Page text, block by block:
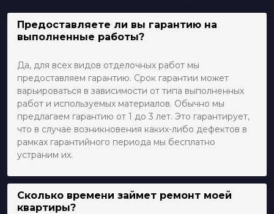
Предоставляете ли вы гарантию на
выполненные работы?
Да, для всех видов отделочных работ мы
предоставляем гарантию. Срок гарантии может
варьироваться в зависимости от типа выполненных
работ и используемых материалов. Обычно мы
предлагаем гарантию от 1 до 3 лет. Это гарантирует,
что в случае возникновения каких-либо дефектов в
рамках гарантийного периода мы бесплатно
устраним их.
Сколько времени займет ремонт моей
квартиры?